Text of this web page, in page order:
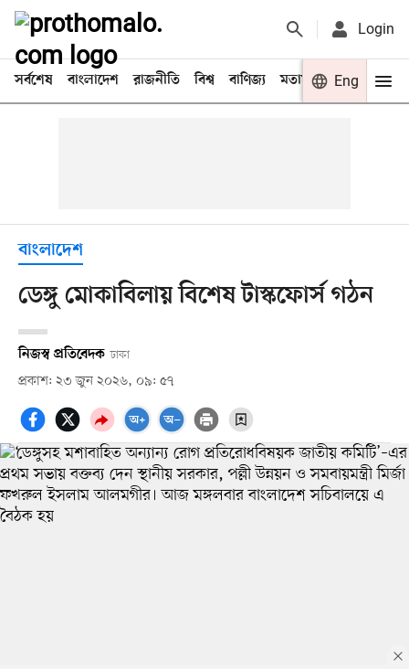
Login
সর্বশেষ বাংলাদেশ রাজনীতি বিশ্ব বাণিজ্য মতামত খেলা
Eng
বাংলাদেশ
ডেঙ্গু মোকাবিলায় বিশেষ টাস্কফোর্স গঠন
নিজস্ব প্রতিবেদক ঢাকা
প্রকাশ: ২৩ জুন ২০২৬, ০৯: ৫৭